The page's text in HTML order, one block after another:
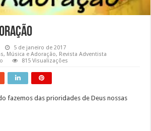
5 de janeiro de 2017
, Música e Adoração, Revista Adventista
815 Visualizações
fazemos das prioridades de Deus nossas